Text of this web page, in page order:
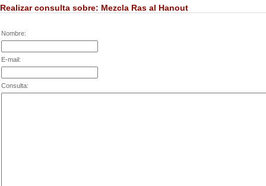
Realizar consulta sobre: Mezcla Ras al Hanout
Nombre:
E-mail:
Consulta: